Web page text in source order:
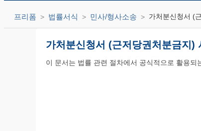
프리폼 법률서식 민사/형사소송 가처분신청서 (
가처분신청서 (근저당권처분금지)
이 문서는 법률 관련 절차에서 공식적으로 활용되